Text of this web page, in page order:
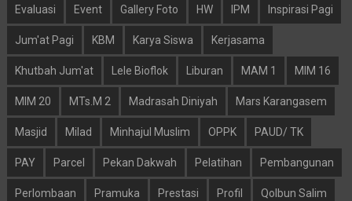
Evaluasi Event Gallery Foto HW IPM Inspirasi Pagi
Jum'at Pagi KBM Karya Siswa Kerjasama
Khutbah Jum'at Lele Bioflok Liburan MAM 1 MIM 16
MIM 20 MTs.M 2 Madrasah Diniyah Mars Karangasem
Masjid Milad Minhajul Muslim OPPK PAUD/ TK
PAY Parcel Pekan Dakwah Pelatihan Pembangunan
Perlombaan Pramuka Prestasi Profil Qolbun Salim